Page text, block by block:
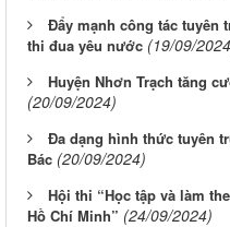
Đẩy mạnh công tác tuyên
thi đua yêu nước (19/09/
Huyện Nhơn Trạch tăng
(20/09/2024)
Đa dạng hình thức tuyên
Bác (20/09/2024)
Hội thi “Học tập và làm
Hồ Chí Minh” (24/09/2024)